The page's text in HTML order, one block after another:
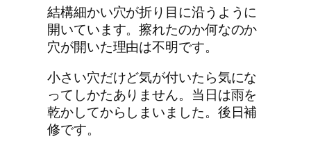
結構細かい穴が折り目に沿うように
開いています。擦れたのか何なのか
穴が開いた理由は不明です。
小さい穴だけど気が付いたら気にな
ってしかたありません。当日は雨を
乾かしてからしまいました。後日補
修です。